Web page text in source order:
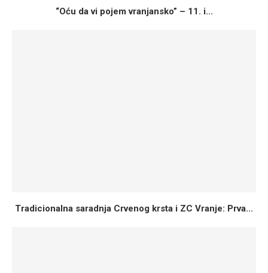
“Oću da vi pojem vranjansko” – 11. i...
Tradicionalna saradnja Crvenog krsta i ZC Vranje: Prva...